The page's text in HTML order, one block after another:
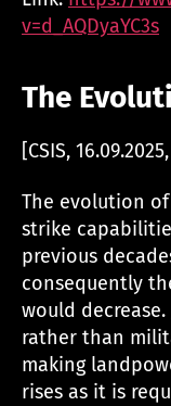
v=d_AQDyaYC3s
The
[CSIS,
The evolution
strike
previous
consequently
would
rather than
making
rises as it is